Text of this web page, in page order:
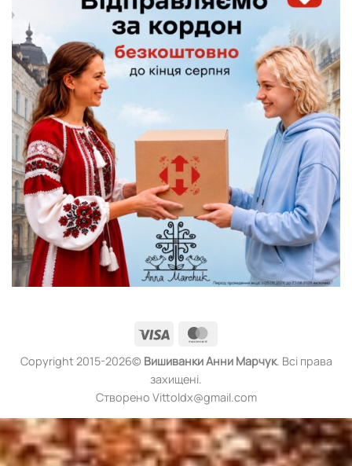
Visa
Copyright 2015-2026© ВишиванкиАнни Марчук. Всі права
захищені.
Створено Vittoldx@gmail.com